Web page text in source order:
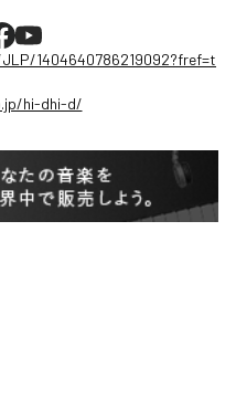
1404640786219092?fref=t
hi-dhi-d/